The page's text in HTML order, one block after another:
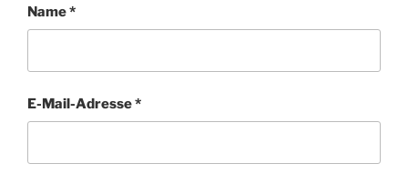
Name*
E-Mail-Adresse*